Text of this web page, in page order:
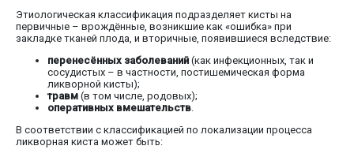
Этиологическая классификация подразделяет кисты на
первичные – врождённые, возникшие как «ошибка» при
закладке тканей плода, и вторичные, появившиеся вследствие:
перенесённых заболеваний (как инфекционных, так и
сосудистых – в частности, постишемическая форма
ликворной кисты);
травм (в том числе, родовых);
оперативных вмешательств.
В соответствии с классификацией по локализации процесса
ликворная киста может быть: